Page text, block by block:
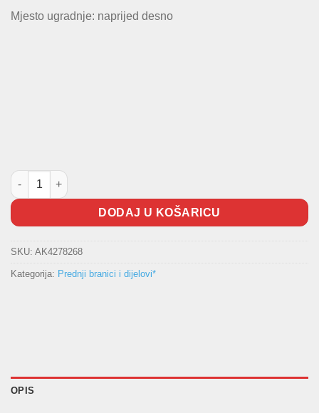
Mjesto ugradnje: naprijed desno
Chrome lajsna branika količina
DODAJ U KOŠARICU
SKU: AK4278268
Kategorija: Prednji branici i dijelovi*
OPIS